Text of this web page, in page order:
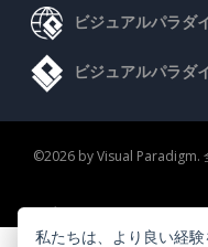
ビジュアルパラダ
ビジュアルパラダ
©2026 by Visual Paradigm.
プライバシーポリシー
私たちは、より良い経